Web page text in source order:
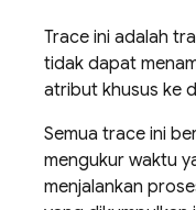
Trace ini adalah
tidak dapat
atribut khusus ke
Semua trace ini
mengukur waktu
menjalankan